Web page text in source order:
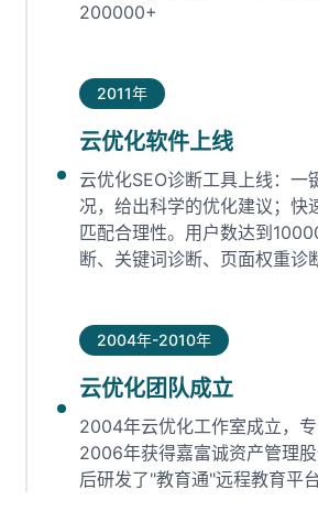
200000+
2011年
云优化软件上线
云优化SEO诊断工具上线：一
况，给出科学的优化建议；快
匹配合理性。用户数达到
断、关键词诊断、页面权重诊
2004年-2010年
云优化团队成立
2004年云优化工作室成立，专
2006年获得嘉富诚资产管理
后研发了"教育通"远程教育平台